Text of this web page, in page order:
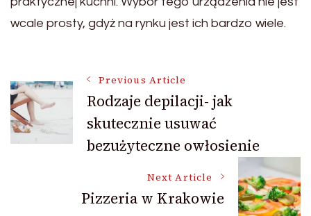
wcale prosty, gdyż na rynku jest ich bardzo wiele.
Post
Navigation
Previous Article
Rodzaje depilacji- jak
skutecznie usuwać
bezużyteczne owłosienie
Next Article
Pizzeria w Krakowie